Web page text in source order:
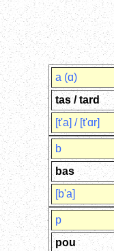
a (ɑ)
tas / tard
[t'a] / [t'ɑr]
b
bas
[b'a]
p
pou